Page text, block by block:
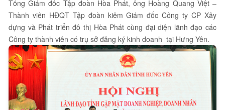
Tổng Giám đốc Tập đoàn Hòa Phát, ông Hoàng Quang Việt –
Thành viên HĐQT Tập đoàn kiêm Giám đốc Công ty CP Xây
dựng và Phát triển đô thị Hòa Phát cùng đại diện lãnh đạo các
Công ty thành viên có trụ sở đăng ký kinh doanh tại Hưng Yên.